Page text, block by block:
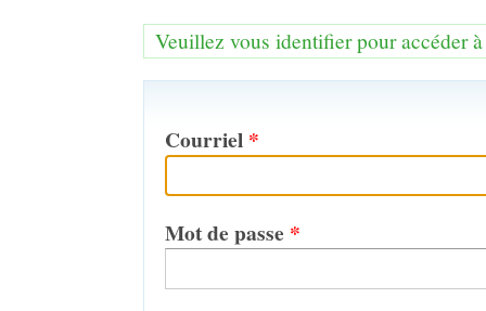
Veuillez vous identifier pour accéder
Courriel *
Mot de passe *